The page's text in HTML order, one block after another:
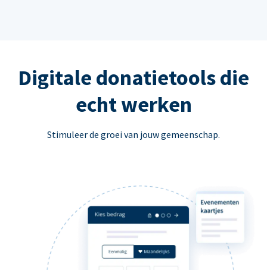
Digitale donatietools die
echt werken
Stimuleer de groei van jouw gemeenschap.